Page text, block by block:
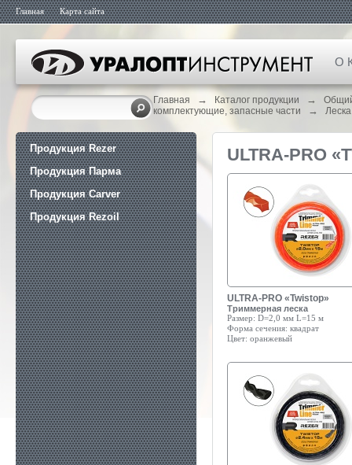
Главная Карта сайта
О
Главная → Каталог продукции →
комплектующие, запасные части
→
Продукция Rezer
Продукция Парма
Продукция Carver
Продукция Rezoil
ULTRA-PRO
ULTRA-PRO «Twistop»
Триммерная леска
Размер: D=2,0 мм L=15 м
Форма сечения: квадрат
Цвет: оранжевый